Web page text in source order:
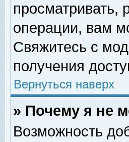
просматривать,
операции, вам
Свяжитесь с
получения
Вернуться наверх
» Почему я не
Возможность